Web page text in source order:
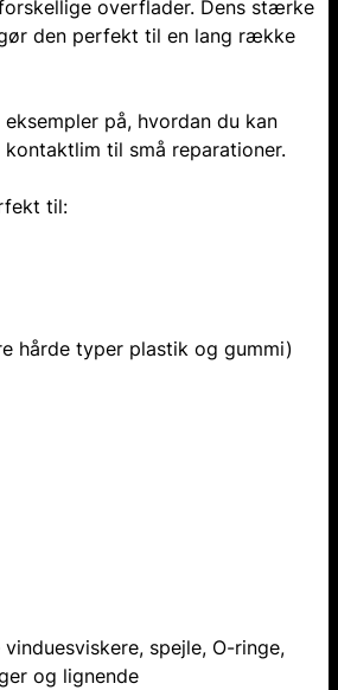
overflader. Dens stærke
den perfekt til en lang række
på, hvordan du kan
til små reparationer.
til:
hårde typer plastik og gummi)
vinduesviskere, spejle, O-ringe,
og lignende